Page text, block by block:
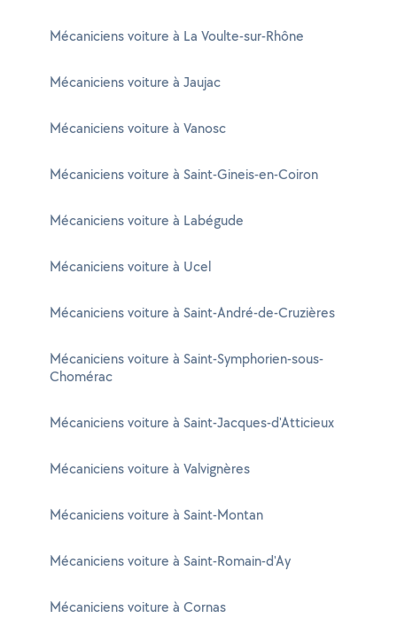
Mécaniciens voiture à La Voulte-sur-Rhône
Mécaniciens voiture à Jaujac
Mécaniciens voiture à Vanosc
Mécaniciens voiture à Saint-Gineis-en-Coiron
Mécaniciens voiture à Labégude
Mécaniciens voiture à Ucel
Mécaniciens voiture à Saint-André-de-Cruzières
Mécaniciens voiture à Saint-Symphorien-sous-
Chomérac
Mécaniciens voiture à Saint-Jacques-d'Atticieux
Mécaniciens voiture à Valvignères
Mécaniciens voiture à Saint-Montan
Mécaniciens voiture à Saint-Romain-d'Ay
Mécaniciens voiture à Cornas